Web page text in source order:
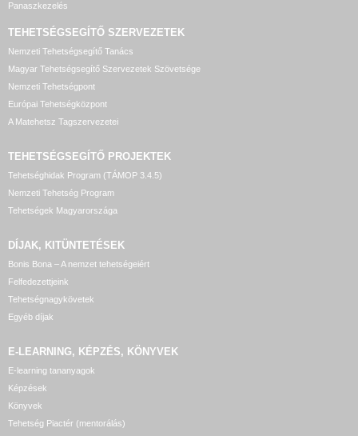
Panaszkezelés
TEHETSÉGSEGÍTŐ SZERVEZETEK
Nemzeti Tehetségsegítő Tanács
Magyar Tehetségsegítő Szervezetek Szövetsége
Nemzeti Tehetségpont
Európai Tehetségközpont
A Matehetsz Tagszervezetei
TEHETSÉGSEGÍTŐ PROJEKTEK
Tehetséghidak Program (TÁMOP 3.4.5)
Nemzeti Tehetség Program
Tehetségek Magyarországa
DÍJAK, KITÜNTETÉSEK
Bonis Bona – A nemzet tehetségeiért
Felfedezettjeink
Tehetségnagykövetek
Egyéb díjak
E-LEARNING, KÉPZÉS, KÖNYVEK
E-learning tananyagok
Képzések
Könyvek
Tehetség Piactér (mentorálás)